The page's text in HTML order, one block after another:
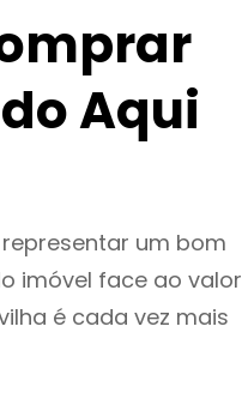
Aqui
um bom
imóvel face ao valor
é cada vez mais